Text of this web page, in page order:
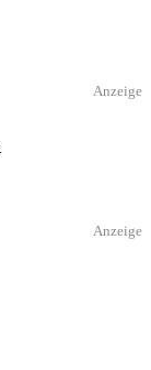
Anzeige
Anzeige